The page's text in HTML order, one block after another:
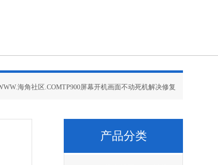
海角社区.COMTP900屏幕开机画面不动死机解决修复
产品分类